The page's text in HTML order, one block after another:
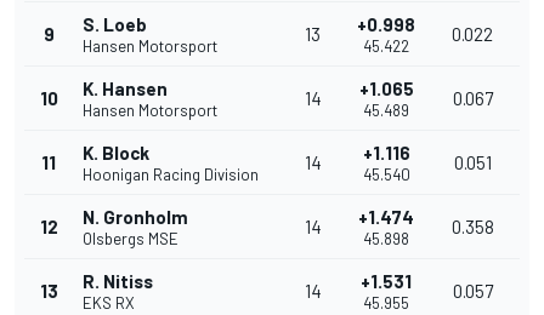
9 S. Loeb
Hansen Motorsport
13 +0.998
45.422
0.022
10 K. Hansen
Hansen Motorsport
14 +1.065
45.489
0.067
11 K. Block
Hoonigan Racing Division
14 +1.116
45.540
0.051
12 N. Gronholm
Olsbergs MSE
14 +1.474
45.898
0.358
13 R. Nitiss
EKS RX
14 +1.531
45.955
0.057